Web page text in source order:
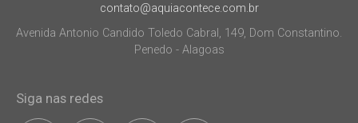
contato@aquiacontece.com.br
Avenida Antonio Candido Toledo Cabral, 149, Dom Constantino.
Penedo - Alagoas
Siga nas redes